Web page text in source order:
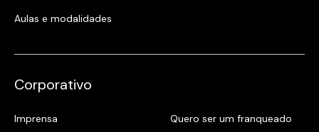
Aulas e modalidades
Corporativo
Imprensa
Quero ser um franqueado